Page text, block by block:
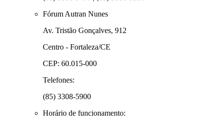
Fórum Autran Nunes
Av. Tristão Gonçalves, 912
Centro - Fortaleza/CE
CEP: 60.015-000
Telefones:
(85) 3308-5900
Horário de funcionamento: